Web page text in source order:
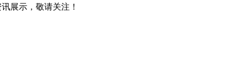
展示，敬请关注！